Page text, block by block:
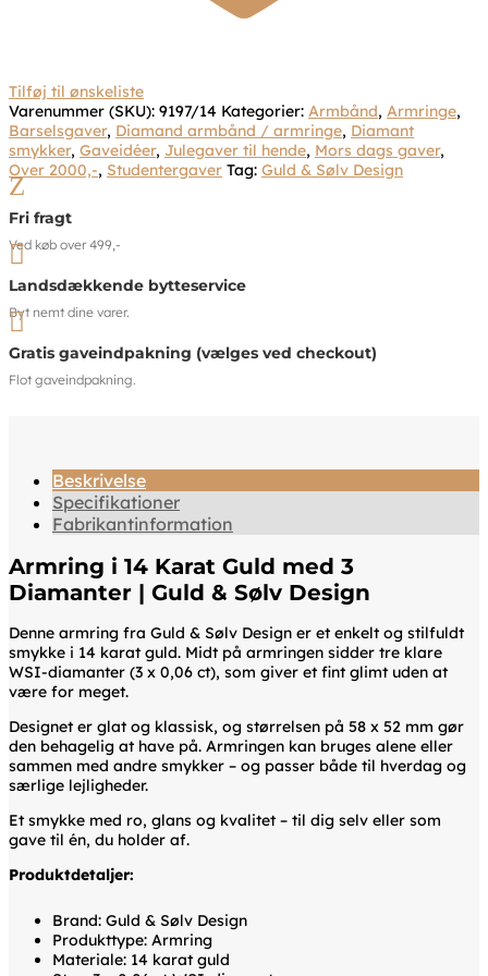
Tilføj til ønskeliste
Varenummer (SKU): 9197/14 Kategorier: Armbånd, Armringe,
Barselsgaver, Diamand armbånd / armringe, Diamant
smykker, Gaveidéer, Julegaver til hende, Mors dags gaver,
Over 2000,-, Studentergaver Tag: Guld & Sølv Design
Z
Fri fragt
Ved køb over 499,-

Landsdækkende bytteservice
Byt nemt dine varer.

Gratis gaveindpakning (vælges ved checkout)
Flot gaveindpakning.
Beskrivelse
Specifikationer
Fabrikantinformation
Armring i 14 Karat Guld med 3
Diamanter | Guld & Sølv Design
Denne armring fra Guld & Sølv Design er et enkelt og stilfuldt
smykke i 14 karat guld. Midt på armringen sidder tre klare
WSI-diamanter (3 x 0,06 ct), som giver et fint glimt uden at
være for meget.
Designet er glat og klassisk, og størrelsen på 58 x 52 mm gør
den behagelig at have på. Armringen kan bruges alene eller
sammen med andre smykker – og passer både til hverdag og
særlige lejligheder.
Et smykke med ro, glans og kvalitet – til dig selv eller som
gave til én, du holder af.
Produktdetaljer:
Brand: Guld & Sølv Design
Produkttype: Armring
Materiale: 14 karat guld